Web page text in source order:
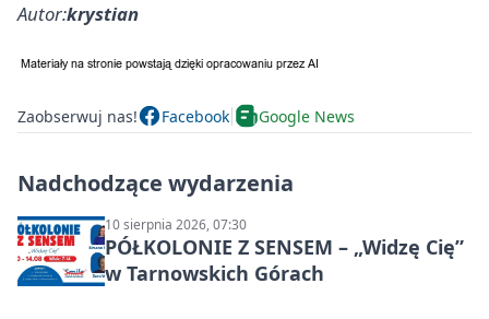
Autor:krystian
Zaobserwuj nas! Facebook Google News
Nadchodzące wydarzenia
10 sierpnia 2026, 07:30
PÓŁKOLONIE Z SENSEM – „Widzę Cię”
w Tarnowskich Górach